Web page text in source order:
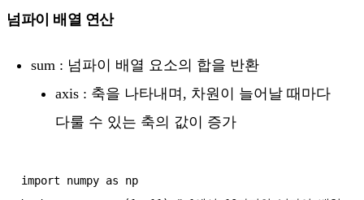
넘파이 배열 연산
sum : 넘파이 배열 요소의 합을 반환
axis : 축을 나타내며, 차원이 늘어날 때마다
다룰 수 있는 축의 값이 증가
import numpy as np